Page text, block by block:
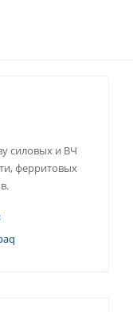
силовых и ВЧ
ферритовых